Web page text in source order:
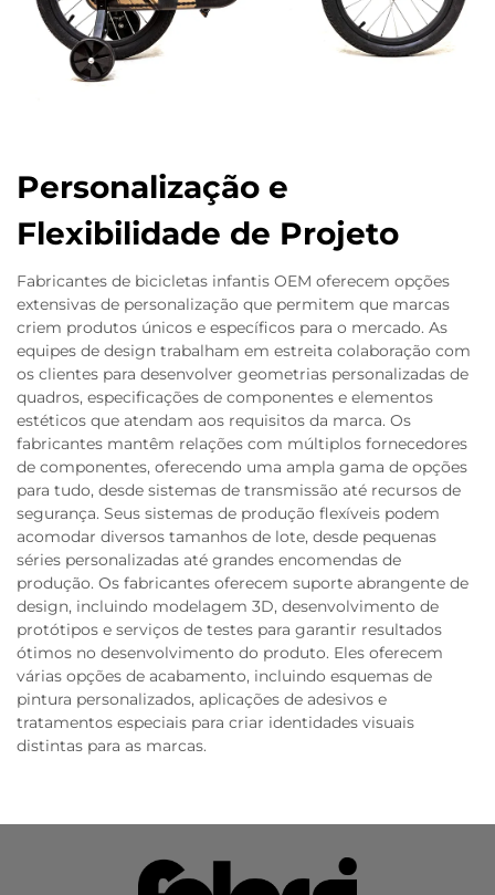
Personalização e
Flexibilidade de Projeto
Fabricantes de bicicletas infantis OEM oferecem opções
extensivas de personalização que permitem que marcas
criem produtos únicos e específicos para o mercado. As
equipes de design trabalham em estreita colaboração com
os clientes para desenvolver geometrias personalizadas de
quadros, especificações de componentes e elementos
estéticos que atendam aos requisitos da marca. Os
fabricantes mantêm relações com múltiplos fornecedores
de componentes, oferecendo uma ampla gama de opções
para tudo, desde sistemas de transmissão até recursos de
segurança. Seus sistemas de produção flexíveis podem
acomodar diversos tamanhos de lote, desde pequenas
séries personalizadas até grandes encomendas de
produção. Os fabricantes oferecem suporte abrangente de
design, incluindo modelagem 3D, desenvolvimento de
protótipos e serviços de testes para garantir resultados
ótimos no desenvolvimento do produto. Eles oferecem
várias opções de acabamento, incluindo esquemas de
pintura personalizados, aplicações de adesivos e
tratamentos especiais para criar identidades visuais
distintas para as marcas.